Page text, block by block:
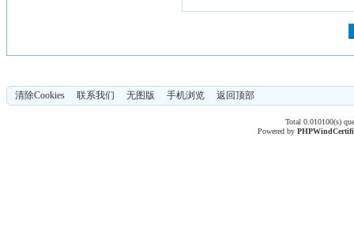
清除Cookies 联系我们 无图版 手机浏览 返回顶部
Total 0.010100(s)
Powered byPHPWind